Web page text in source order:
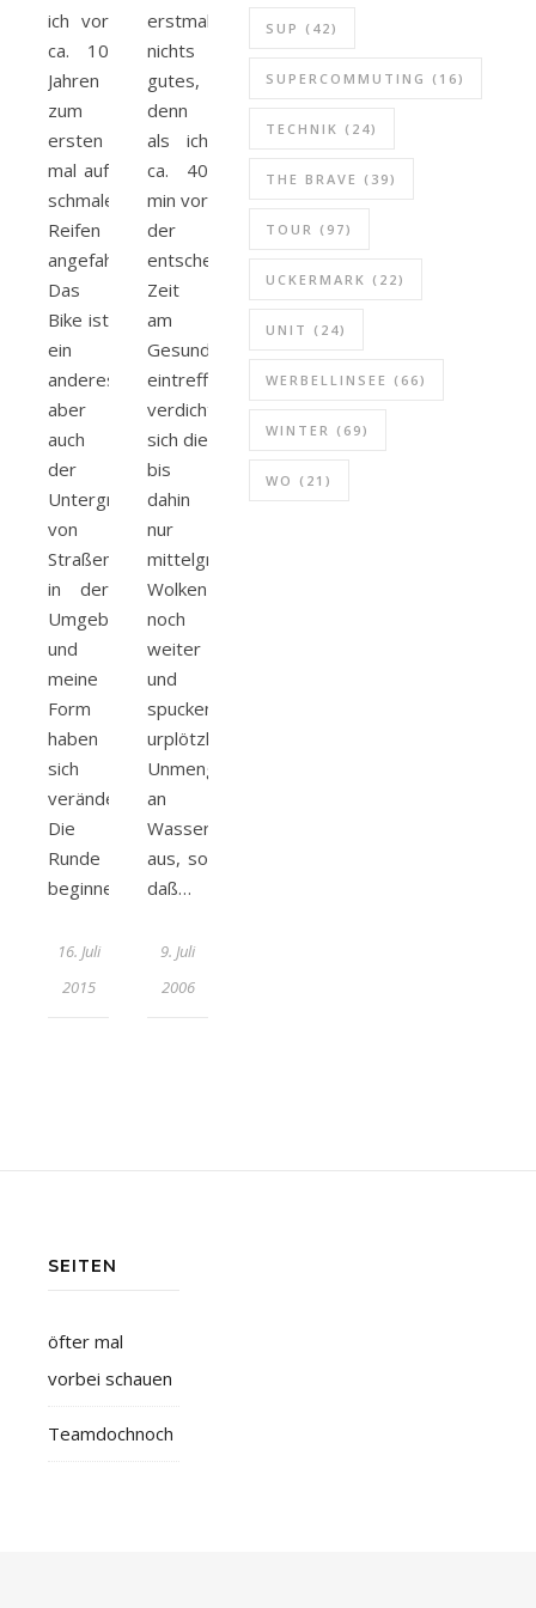
ich vor
ca. 10
Jahren
zum
ersten
mal auf
schmalen
Reifen
angefahren.
Das
Bike ist
ein
anderes,
aber
auch
der
Untergrund
von
Straßen
in der
Umgebung
und
meine
Form
haben
sich
verändert.
Die
Runde
beginne…
16. Juli
2015
erstmal
nichts
gutes,
denn
als ich
ca. 40
min vor
der
entscheidenden
Zeit
am
Gesundbrunnen
eintreffe,
verdichten
sich die
bis
dahin
nur
mittelgrauen
Wolken
noch
weiter
und
spucken
urplötzlich
Unmengen
an
Wasser
aus, so
daß…
9. Juli
2006
SUP (42)
SUPERCOMMUTING (16)
TECHNIK (24)
THE BRAVE (39)
TOUR (97)
UCKERMARK (22)
UNIT (24)
WERBELLINSEE (66)
WINTER (69)
WO (21)
SEITEN
öfter mal
vorbei schauen
Teamdochnoch